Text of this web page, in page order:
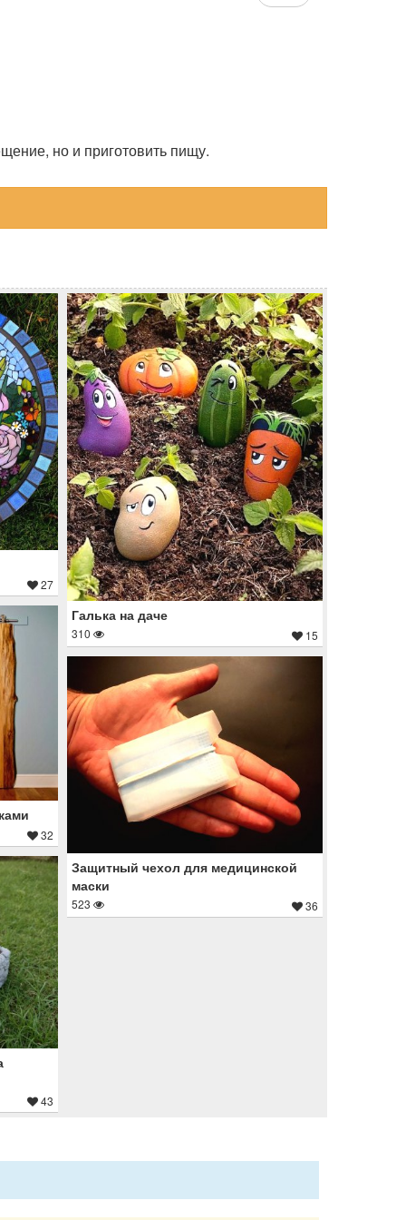
но и приготовить пищу.
27
Галька на даче
310 15
32
Защитный чехол для медицинской
маски
523 36
43